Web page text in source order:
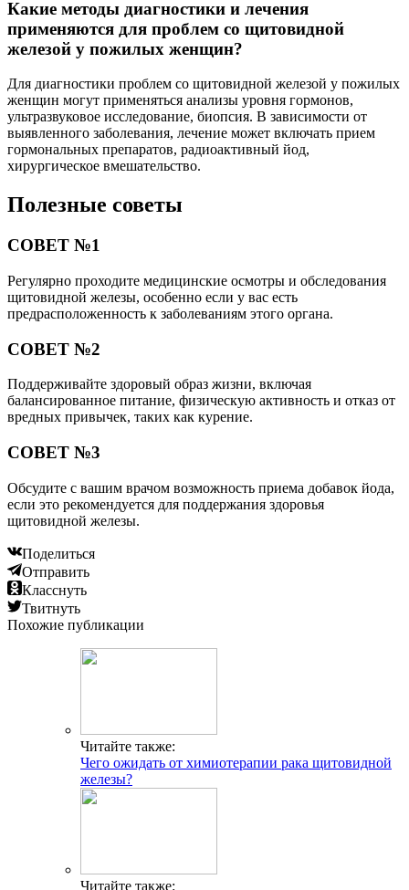
Какие методы диагностики и лечения
применяются для проблем со щитовидной
железой у пожилых женщин?
Для диагностики проблем со щитовидной железой у пожилых
женщин могут применяться анализы уровня гормонов,
ультразвуковое исследование, биопсия. В зависимости от
выявленного заболевания, лечение может включать прием
гормональных препаратов, радиоактивный йод,
хирургическое вмешательство.
Полезные советы
СОВЕТ №1
Регулярно проходите медицинские осмотры и обследования
щитовидной железы, особенно если у вас есть
предрасположенность к заболеваниям этого органа.
СОВЕТ №2
Поддерживайте здоровый образ жизни, включая
балансированное питание, физическую активность и отказ от
вредных привычек, таких как курение.
СОВЕТ №3
Обсудите с вашим врачом возможность приема добавок йода,
если это рекомендуется для поддержания здоровья
щитовидной железы.
Поделиться
Отправить
Класснуть
Твитнуть
Похожие публикации
Читайте также:
Чего ожидать от химиотерапии рака щитовидной
железы?
Читайте также: